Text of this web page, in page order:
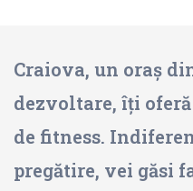
Craiova, un oraș
dezvoltare, îți
de fitness.
pregătire, vei găsi